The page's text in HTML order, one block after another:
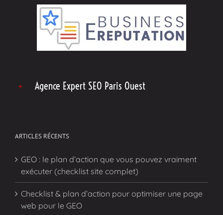
Agence Expert SEO Paris Ouest
ARTICLES RÉCENTS
GEO : le plan d’action que vous pouvez vraiment
exécuter (checklist site complet)
Checklist & plan d’action pour optimiser une page
web pour le GEO